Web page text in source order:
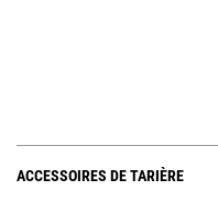
ACCESSOIRES DE TARIÈRE